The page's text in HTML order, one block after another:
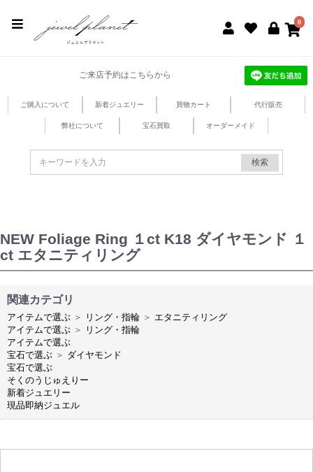
0
ご来店予約はこちらから
ご購入について 新着ジュエリー 買物カート 代行販売
弊社について 宝石買取 オーダーメイド
検索
NEW Foliage Ring １ct K18 ダイヤモンド １
ct エタニティリング
関連カテゴリ
アイテムで選ぶ ＞ リング・指輪 ＞ エタニティリング
アイテムで選ぶ ＞
リング・指輪
アイテムで選ぶ
宝石で選ぶ ＞ ダイヤモンド
宝石で選ぶ
そくのうじゅえりー
新着ジュエリー
現品即納ジュエル